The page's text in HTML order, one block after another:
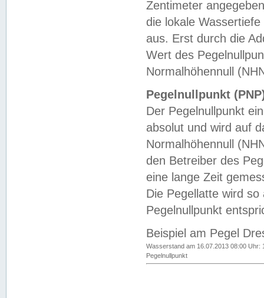
Zentimeter
die lokale
aus. Erst durch die
Wert des
Normalhöhennull
Pegelnullpunkt
Der Pegelnullpunkt
absolut und wird auf
Normalhöhennull
den Betreiber des
eine lange Zeit
Die Pegellatte wird
Pegelnullpunkt
Beispiel am Pegel
Wasserstand am 16.07.2013 08:00 Uhr:
Pegelnullpunkt